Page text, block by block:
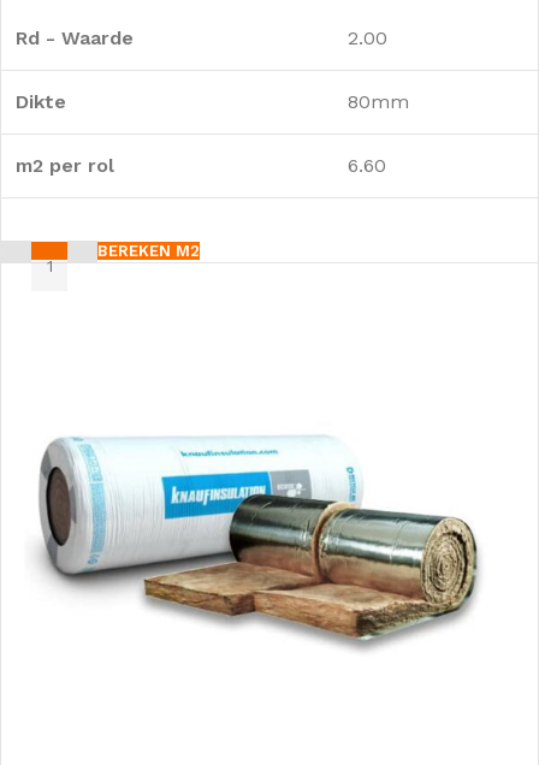
Rd - Waarde 2.00
Dikte 80mm
m2 per rol 6.60
BEREKEN M2